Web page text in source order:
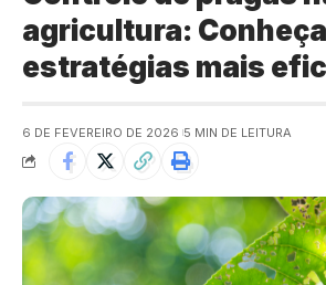
agricultura:
estratégias mais
6 DE FEVEREIRO DE 2026 5 MIN DE LEITURA